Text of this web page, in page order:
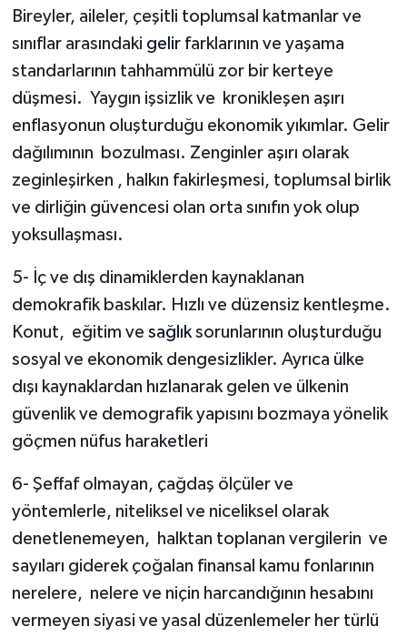
Bireyler, aileler, çeşitli toplumsal katmanlar ve
sınıflar arasındaki gelirfarklarının ve yaşama
standarlarının tahhammülü zor bir kerteye
düşmesi. Yaygın işsizlik ve kronikleşen aşırı
enflasyonun oluşturduğu ekonomik yıkımlar. Gelir
dağılımının bozulması. Zenginler aşırı olarak
zeginleşirken , halkın fakirleşmesi, toplumsal birlik
ve dirliğin güvencesi olan orta sınıfın yok olup
yoksullaşması.
5- İç ve dış dinamiklerden kaynaklanan
demokrafik baskılar. Hızlı ve düzensiz kentleşme.
Konut, eğitim ve sağlıksorunlarının oluşturduğu
sosyal ve ekonomik dengesizlikler. Ayrıca ülke
dışı kaynaklardan hızlanarak gelen ve ülkenin
güvenlik ve demografik yapısını bozmaya yönelik
göçmen nüfus haraketleri
6- Şeffaf olmayan, çağdaş ölçüler ve
yöntemlerle, niteliksel ve niceliksel olarak
denetlenemeyen, halktan toplanan vergilerin ve
sayıları giderek çoğalan finansal kamu fonlarının
nerelere, nelere ve niçin harcandığının hesabını
vermeyen siyasi ve yasal düzenlemeler her türlü